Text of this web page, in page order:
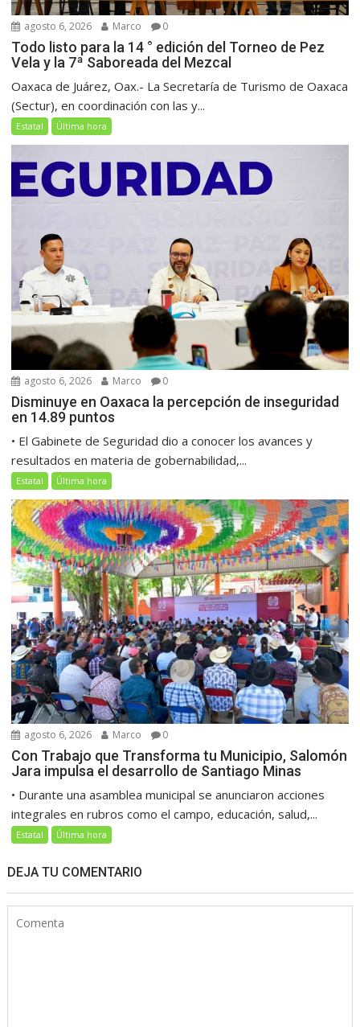
agosto 6, 2026 Marco 0
Todo listo para la 14 ° edición del Torneo de Pez
Vela y la 7ª Saboreada del Mezcal
Oaxaca de Juárez, Oax.- La Secretaría de Turismo de Oaxaca
(Sectur), en coordinación con las y...
Estatal Última hora
agosto 6, 2026 Marco 0
Disminuye en Oaxaca la percepción de inseguridad
en 14.89 puntos
• El Gabinete de Seguridad dio a conocer los avances y
resultados en materia de gobernabilidad,...
Estatal Última hora
agosto 6, 2026 Marco 0
Con Trabajo que Transforma tu Municipio, Salomón
Jara impulsa el desarrollo de Santiago Minas
• Durante una asamblea municipal se anunciaron acciones
integrales en rubros como el campo, educación, salud,...
Estatal Última hora
DEJA TU COMENTARIO